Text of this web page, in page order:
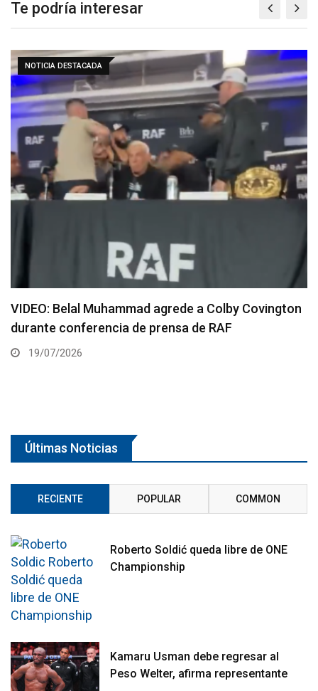
Te podría interesar
MMA
VIDEO: Dricus du Plessis y Kamaru Usman tienen
primero careo antes del UFC Oklahoma City
16/07/2026
Últimas Noticias
RECIENTE POPULAR COMMON
Roberto Soldić queda libre de ONE
Championship
Kamaru Usman debe regresar al
Peso Welter, afirma representante